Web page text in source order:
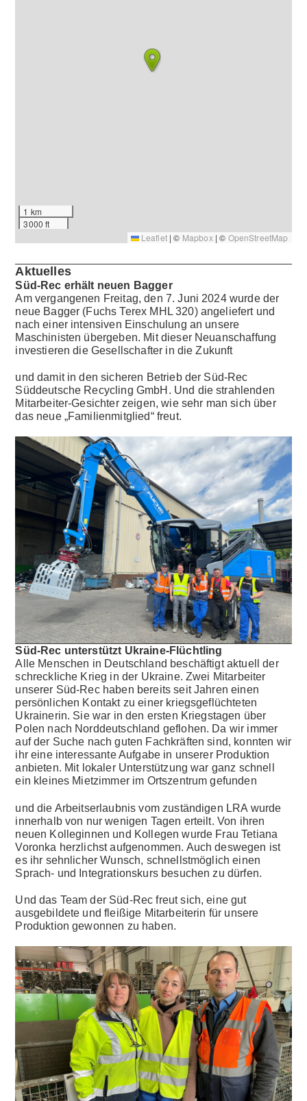
1 km
3000 ft
Leaflet | © Mapbox| © OpenStreetMap
Aktuelles
Süd-Rec erhält neuen Bagger
Am vergangenen Freitag, den 7. Juni 2024 wurde der
neue Bagger (Fuchs Terex MHL 320) angeliefert und
nach einer intensiven Einschulung an unsere
Maschinisten übergeben. Mit dieser Neuanschaffung
investieren die Gesellschafter in die Zukunft
und damit in den sicheren Betrieb der Süd-Rec
Süddeutsche Recycling GmbH. Und die strahlenden
Mitarbeiter-Gesichter zeigen, wie sehr man sich über
das neue „Familienmitglied“ freut.
Süd-Rec unterstützt Ukraine-Flüchtling
Alle Menschen in Deutschland beschäftigt aktuell der
schreckliche Krieg in der Ukraine. Zwei Mitarbeiter
unserer Süd-Rec haben bereits seit Jahren einen
persönlichen Kontakt zu einer kriegsgeflüchteten
Ukrainerin. Sie war in den ersten Kriegstagen über
Polen nach Norddeutschland geflohen. Da wir immer
auf der Suche nach guten Fachkräften sind, konnten wir
ihr eine interessante Aufgabe in unserer Produktion
anbieten. Mit lokaler Unterstützung war ganz schnell
ein kleines Mietzimmer im Ortszentrum gefunden
und die Arbeitserlaubnis vom zuständigen LRA wurde
innerhalb von nur wenigen Tagen erteilt. Von ihren
neuen Kolleginnen und Kollegen wurde Frau Tetiana
Voronka herzlichst aufgenommen. Auch deswegen ist
es ihr sehnlicher Wunsch, schnellstmöglich einen
Sprach- und Integrationskurs besuchen zu dürfen.
Und das Team der Süd-Rec freut sich, eine gut
ausgebildete und fleißige Mitarbeiterin für unsere
Produktion gewonnen zu haben.